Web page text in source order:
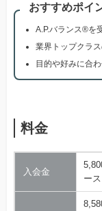
おすすめポイ
A.P.バランス®を
業界トップクラ
目的や好みに合
料金
入会金
ース